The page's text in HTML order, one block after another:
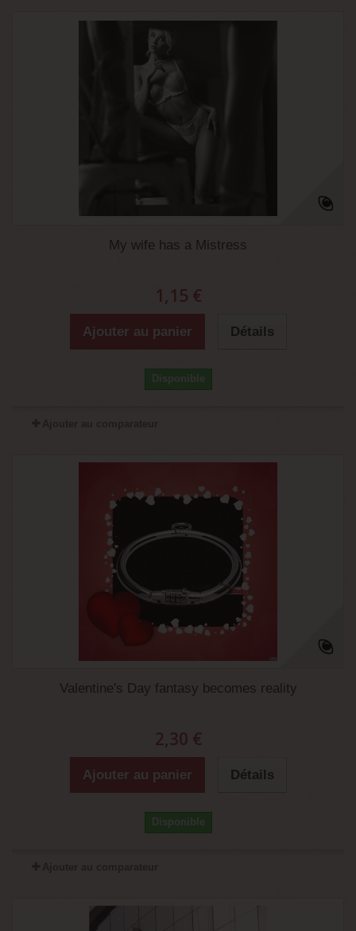
My wife has a Mistress
1,15 €
Ajouter au panier Détails
Disponible
Valentine's Day fantasy becomes reality
2,30 €
Ajouter au panier Détails
Disponible